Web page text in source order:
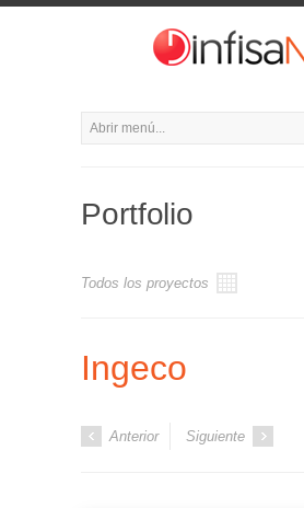
Portfolio
Todos los proyectos
Ingeco
Anterior Siguiente